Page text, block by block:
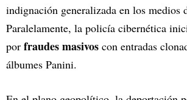
indignación generalizada en los medios
Paralelamente, la policía cibernética
por fraudes masivos con entradas
álbumes Panini.